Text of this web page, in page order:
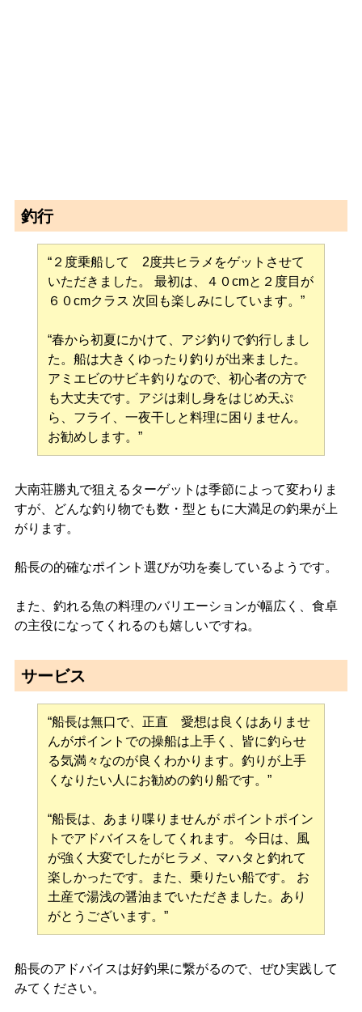
釣行
“２度乗船して 2度共ヒラメをゲットさせて
いただきました。 最初は、４０cmと２度目が
６０cmクラス 次回も楽しみにしています。”
“春から初夏にかけて、アジ釣りで釣行しまし
た。船は大きくゆったり釣りが出来ました。
アミエビのサビキ釣りなので、初心者の方で
も大丈夫です。アジは刺し身をはじめ天ぷ
ら、フライ、一夜干しと料理に困りません。
お勧めします。”
大南荘勝丸で狙えるターゲットは季節によって変わりま
すが、どんな釣り物でも数・型ともに大満足の釣果が上
がります。
船長の的確なポイント選びが功を奏しているようです。
また、釣れる魚の料理のバリエーションが幅広く、食卓
の主役になってくれるのも嬉しいですね。
サービス
“船長は無口で、正直 愛想は良くはありませ
んがポイントでの操船は上手く、皆に釣らせ
る気満々なのが良くわかります。釣りが上手
くなりたい人にお勧めの釣り船です。”
“船長は、あまり喋りませんが ポイントポイン
トでアドバイスをしてくれます。 今日は、風
が強く大変でしたがヒラメ、マハタと釣れて
楽しかったです。また、乗りたい船です。 お
土産で湯浅の醤油までいただきました。あり
がとうございます。”
船長のアドバイスは好釣果に繋がるので、ぜひ実践して
みてください。